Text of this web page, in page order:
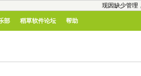
现因缺少管理
部 稻草软件论坛 帮助